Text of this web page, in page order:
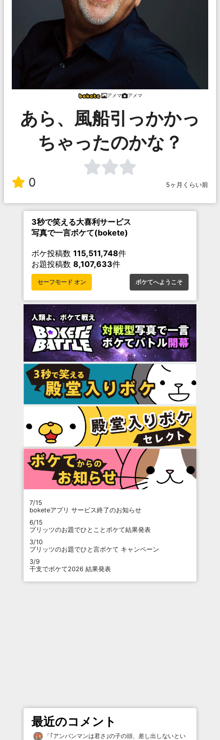
アメマ アメマ
あら、風船引っかかっ
ちゃったのかな？
0 5ヶ月くらい前
3秒で笑える大喜利サービス
写真で一言ボケて(bokete)
ボケ投稿数 115,511,748件
お題投稿数 8,107,633件
セーフモード オン ボケてへようこそ
7/15
boketeアプリ サービス終了のお知らせ
6/15
プリッツのお題でひとことボケて結果発表
3/10
プリッツのお題でひと言ボケて キャンペーン
3/9
干支でボケて2026 結果発表
最近のコメント
「 ｢アンパンマンは君さ｣の子の頭、差し出しないとい